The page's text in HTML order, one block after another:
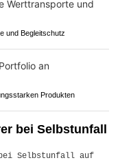
und Begleitschutz
Produkten
bei Selbstunfall